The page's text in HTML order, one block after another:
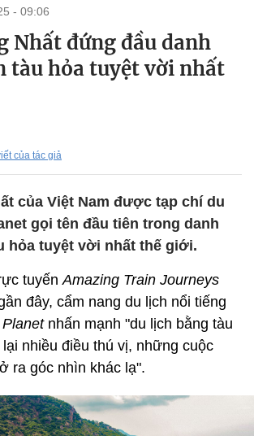
- 09:06
Nhất đứng đầu danh
tàu hỏa tuyệt vời nhất
của tác giả
của Việt Nam được tạp chí du
gọi tên đầu tiên trong danh
hỏa tuyệt vời nhất thế giới.
tuyếnAmazing Train Journeys
đây, cẩm nang du lịch nổi tiếng
nhấn mạnh "du lịch bằng tàu
nhiều điều thú vị, những cuộc
ra góc nhìn khác lạ".